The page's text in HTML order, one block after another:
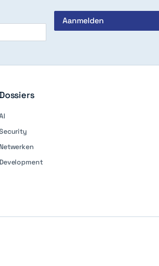
Netwerken